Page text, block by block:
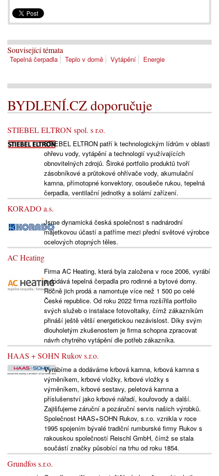
Související témata
Tepelná čerpadla Teplo v domě Vytápění Energie
BYDLENÍ.CZ doporučuje
STIEBEL ELTRON spol. s r.o.
STIEBEL ELTRON patří k technologickým lídrům v oblasti
ohřevu vody, vytápění a technologií využívajících
obnovitelných zdrojů. Široké portfolio produktů tvoří
zásobníkové a průtokové ohřívače vody, akumulační
kamna, přímotopné konvektory, osoušeče rukou, tepelná
čerpadla, ventilační jednotky a solární zařízení.
KORADO a.s.
Jsme dynamická česká společnost s nadnárodní
majetkovou účastí a patříme mezi přední světové výrobce
ocelových otopných těles.
AC Heating
Firma AC Heating, která byla založena v roce 2006, vyrábí
a dodává tepelná čerpadla pro rodinné a bytové domy.
Ročně jich prodá a namontuje více než 1 500 po celé
České republice. Od roku 2022 firma rozšířila portfolio
svých služeb o instalace fotovoltaiky, čímž zákazníkům
přináší ještě větší energetickou nezávislost. Díky svým
dlouholetým zkušenostem je firma schopna zpracovat
návrh chytrého vytápění dle potřeb zákazníka.
HAAS + SOHN Rukov s.r.o.
Vyrábíme a dodáváme krbová kamna, krbová kamna s
výměníkem, krbové vložky, krbové vložky s
výměníkem, krbové sestavy, peletová kamna a
příslušenství jako krbové nářadí, kouřovody a další.
Zajišťujeme záruční a pozáruční servis našich výrobků.
Společnost HAAS+SOHN Rukov, s.r.o. vznikla v roce
1995 spojením bývalé tradiční rumburské firmy Rukov s
rakouskou společností Reischl GmbH, čímž se stala
součástí značky působící na trhu od roku 1854.
Grundfos s.r.o.